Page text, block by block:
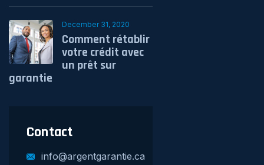
December 31, 2020
Comment rétablir
votre crédit avec
un prêt sur
garantie
Contact
info@argentgarantie.ca